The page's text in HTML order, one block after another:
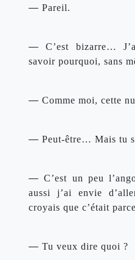
— Pareil.
— C’est bizarre…
savoir pourquoi, sans
— Comme moi, cette
— Peut-être… Mais tu
— C’est un peu
aussi j’ai envie
croyais que c’était
— Tu veux dire quoi ?